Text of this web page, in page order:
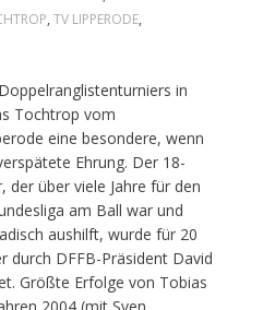
, TV LIPPERODE,
in
Tochtrop vom
eine besondere, wenn
Ehrung. Der 18-
der über viele Jahre für den
am Ball war und
aushilft, wurde für 20
durch DFFB-Präsident David
Größte Erfolge von Tobias
2004 (mit Sven